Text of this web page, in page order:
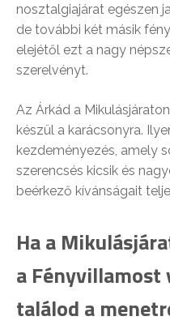
nosztalgiajárat egészen
de további két másik
elejétől ezt a nagy
szerelvényt.
Az Árkád a
készül a karácsonyra.
kezdeményezés, amely
szerencsés kicsik és
beérkező kívánságait
Ha a
a
találod a